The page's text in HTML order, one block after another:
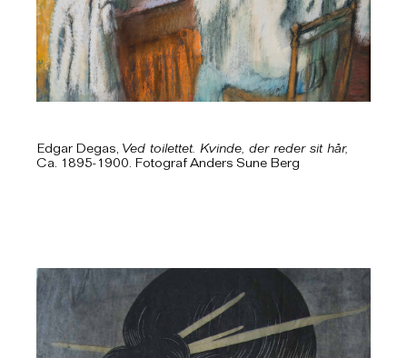
Edgar Degas, Ved toilettet. Kvinde, der reder sit hår,
Ca. 1895-1900. Fotograf Anders Sune Berg